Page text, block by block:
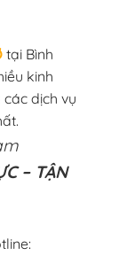
tại Bình
kinh
dịch vụ
– TẬN